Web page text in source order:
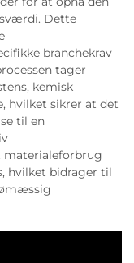
Dette
branchekrav
tager
kemisk
hvilket sikrer at det
til en
hvilket bidrager til